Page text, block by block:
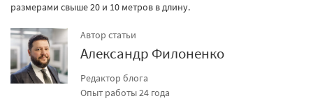
размерами свыше 20 и 10 метров в длину.
Автор статьи
Александр Филоненко
Редактор блога
Опыт работы 24 года